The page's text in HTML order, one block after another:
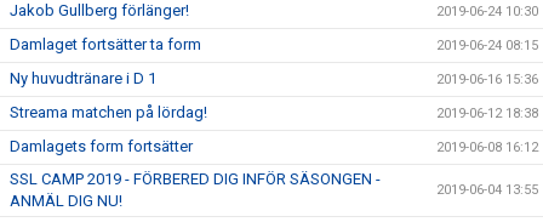
Jakob Gullberg förlänger! 2019-06-24 10:30
Damlaget fortsätter ta form 2019-06-24 08:15
Ny huvudtränare i D 1 2019-06-16 15:36
Streama matchen på lördag! 2019-06-12 18:38
Damlagets form fortsätter 2019-06-08 16:12
SSL CAMP 2019 - FÖRBERED DIG INFÖR SÄSONGEN -
ANMÄL DIG NU!
2019-06-04 13:55